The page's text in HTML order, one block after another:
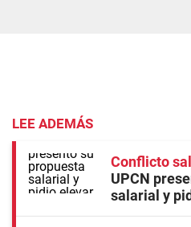
LEE ADEMÁS
Conflicto
UPCN
salarial y